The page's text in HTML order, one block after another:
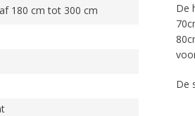
180 cm tot 300 cm
De
De